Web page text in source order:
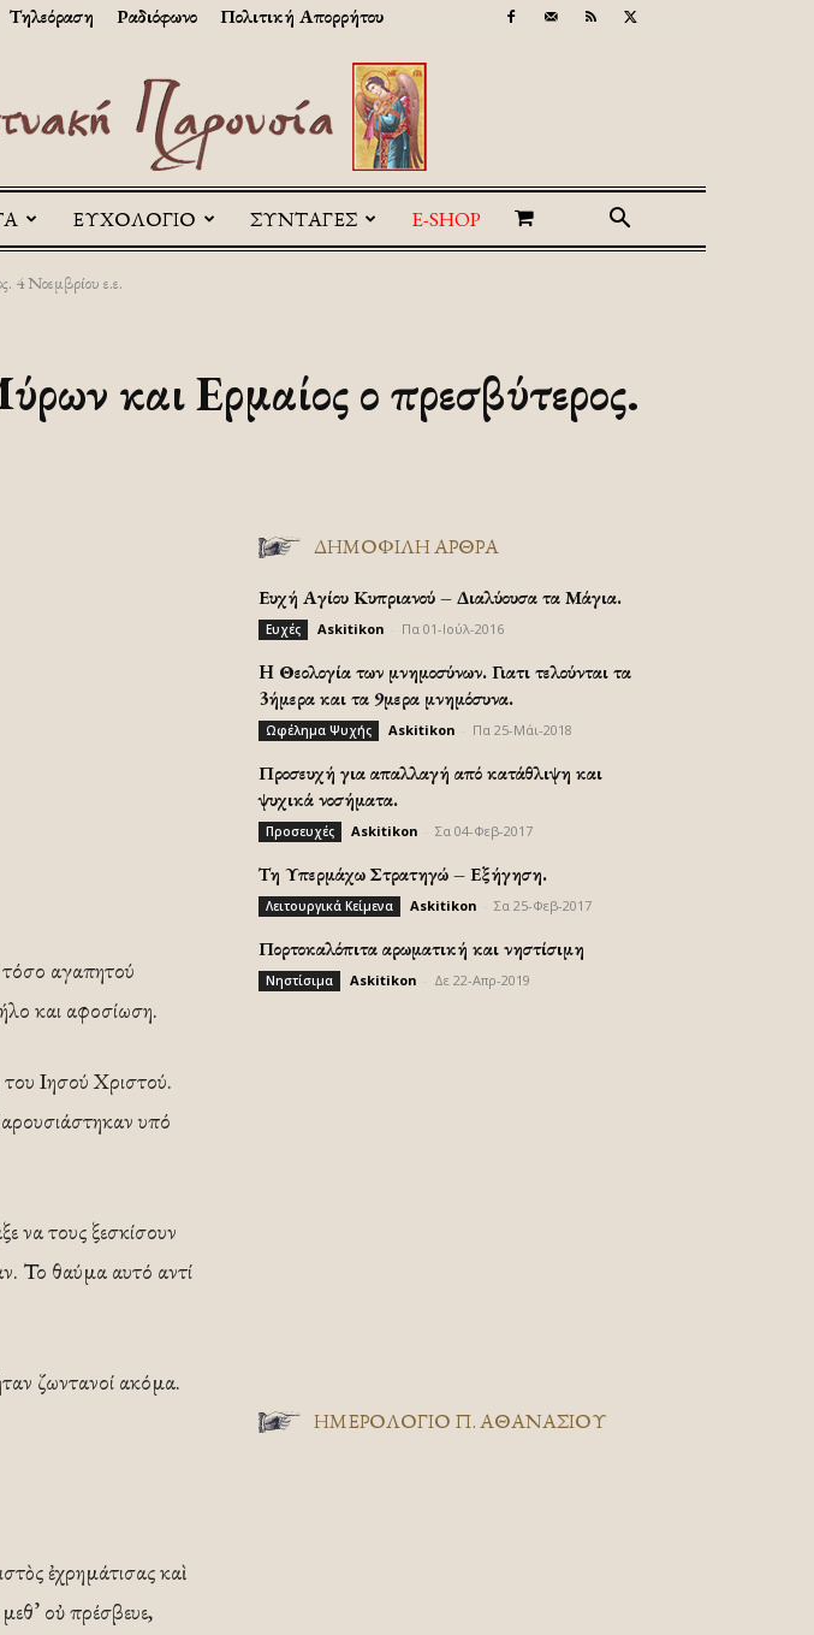
Τηλεόραση Ραδιόφωνο Πολιτική Απορρήτου
Askitikon
ΕΥΧΟΛΟΓΙΟ ΣΥΝΤΑΓΕΣ E-SHOP
4 Νοεμβρίου ε.ε.
και Ερμαίος ο πρεσβύτερος.
αγαπητού
και αφοσίωση.
Ιησού Χριστού.
υπό
να τους ξεσκίσουν
Το θαύμα αυτό αντί
ζωντανοί ακόμα.
ἐχρημάτισας καὶ
οὐ πρέσβευε,
ΔΗΜΟΦΙΛΗ ΑΡΘΡΑ
Ευχή Αγίου Κυπριανού – Διαλύουσα τα Μάγια.
Ευχές Askitikon Πα 01-Ιούλ-2016
H Θεολογία των μνημοσύνων. Γιατι τελούνται τα
3ήμερα και τα 9μερα μνημόσυνα.
Ωφέλημα Ψυχής Askitikon Πα 25-Μάι-2018
Προσευχή για απαλλαγή από κατάθλιψη και
ψυχικά νοσήματα.
Προσευχές Askitikon Σα 04-Φεβ-2017
Τη Υπερμάχω Στρατηγώ – Εξήγηση.
Λειτουργικά Κείμενα Askitikon Σα 25-Φεβ-2017
Πορτοκαλόπιτα αρωματική και νηστίσιμη
Νηστίσιμα Askitikon Δε 22-Απρ-2019
ΗΜΕΡΟΛΟΓΙΟ Π. ΑΘΑΝΑΣΙΟΥ